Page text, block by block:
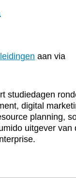
aan via
studiedagen
digital
planning,
uitgever van